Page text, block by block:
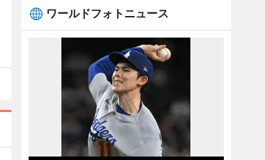
ワールドフォトニュース